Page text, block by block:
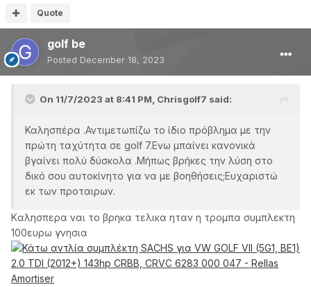
Quote
golf be
Posted December 18, 2023
On 11/7/2023 at 8:41 PM, Chrisgolf7 said:
Καλησπέρα .Αντιμετωπίζω το ίδιο πρόβλημα με την
πρώτη ταχύτητα σε golf 7.Ενω μπαίνει κανονικά
βγαίνει πολύ δύσκολα .Μήπως βρήκες την λύση στο
δικό σου αυτοκίνητο για να με βοηθήσεις;Ευχαριστώ
εκ των προταιρων.
Kαλησπερα ναι το βρηκα τελικα ηταν η τρομπα συμπλεκτη
100ευρω γνησια